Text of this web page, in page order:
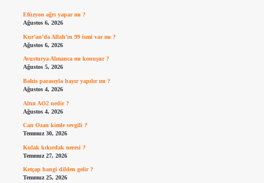
Efüzyon ağrı yapar mı ?
Ağustos 6, 2026
Kur’an’da Allah’ın 99 ismi var mı ?
Ağustos 6, 2026
Avusturya Almanca mı konuşur ?
Ağustos 5, 2026
Bahis parasıyla hayır yapılır mı ?
Ağustos 4, 2026
Altın AO2 nedir ?
Ağustos 4, 2026
Can Ozan kimle sevgili ?
Temmuz 30, 2026
Kulak kıkırdak neresi ?
Temmuz 27, 2026
Ketçap hangi dilden gelir ?
Temmuz 25, 2026